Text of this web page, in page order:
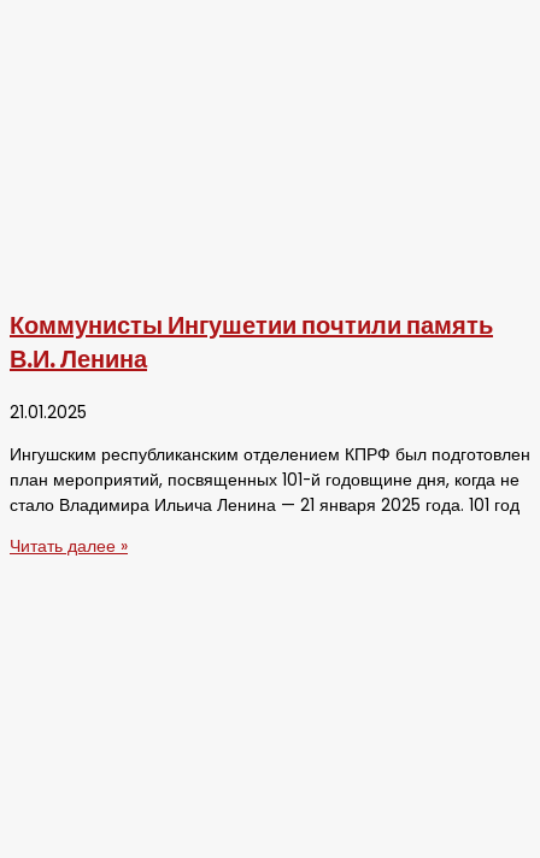
Коммунисты Ингушетии почтили память
В.И. Ленина
21.01.2025
Ингушским республиканским отделением КПРФ был подготовлен
план мероприятий, посвященных 101-й годовщине дня, когда не
стало Владимира Ильича Ленина — 21 января 2025 года. 101 год
Читать далее »